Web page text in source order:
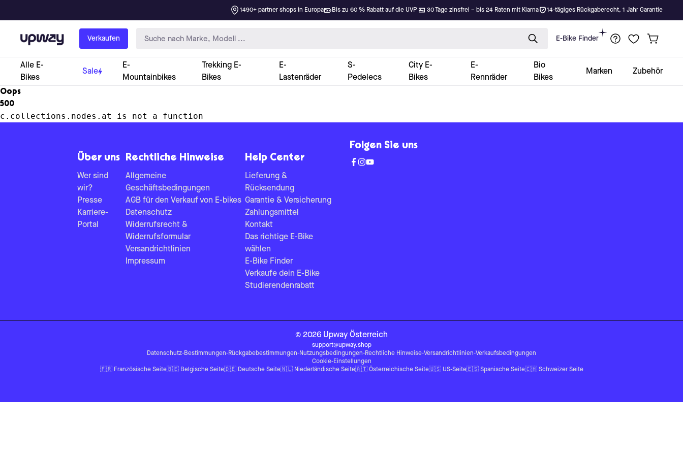
1490+ partner shops in Europa Bis zu 60 % Rabatt auf die UVP 30 Tage zinsfrei – bis 24 Raten mit Klarna 14-tägiges Rückgaberecht, 1 Jahr Garantie
Upway Verkaufen E-Bike Finder
Alle E-
Bikes
Sale
E-
Mountainbikes
Trekking E-
Bikes
E-
Lastenräder
S-
Pedelecs
City E-
Bikes
E-
Rennräder
Bio
Bikes
Marken Zubehör
Oops
500
c.collections.nodes.at is not a function
Über uns
Wer sind
wir?
Presse
Karriere-
Portal
Rechtliche Hinweise
Allgemeine
Geschäftsbedingungen
AGB für den Verkauf von E-bikes
Datenschutz
Widerrufsrecht &
Widerrufsformular
Versandrichtlinien
Impressum
Help Center
Lieferung &
Rücksendung
Garantie & Versicherung
Zahlungsmittel
Kontakt
Das richtige E-Bike
wählen
E-Bike Finder
Verkaufe dein E-Bike
Studierendenrabatt
Folgen Sie uns
© 2026 Upway Österreich
support@upway.shop
Datenschutz-Bestimmungen-Rückgabebestimmungen-Nutzungsbedingungen-Rechtliche Hinweise-Versandrichtlinien-Verkaufsbedingungen
Cookie-Einstellungen
🇫🇷 Französische Seite🇧🇪 Belgische Seite🇩🇪 Deutsche Seite🇳🇱 Niederländische Seite🇦🇹 Österreichische Seite🇺🇸 US-Seite🇪🇸 Spanische Seite🇨🇭 Schweizer Seite